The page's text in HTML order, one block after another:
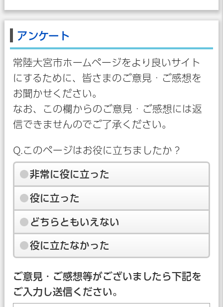
アンケート
常陸大宮市ホームページをより良いサイト
にするために、皆さまのご意見・ご感想を
お聞かせください。
なお、この欄からのご意見・ご感想には返
信できませんのでご了承ください。
Q.このページはお役に立ちましたか？
非常に役に立った
役に立った
どちらともいえない
役に立たなかった
ご意見・ご感想等がございましたら下記を
ご入力し送信ください。